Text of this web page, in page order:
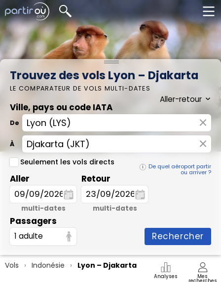
Trouvez des vols Lyon – Djakarta
LE COMPARATEUR DE VOLS MULTI-DATES
Ville, pays ou code IATA
De ×
À ×
De quel aéroport partir
ou arriver ?
Seulement les vols directs
Aller
multi-dates
Retour
multi-dates
Passagers
1 adulte Rechercher
Vols Indonésie Lyon – Djakarta
Analyses Mes